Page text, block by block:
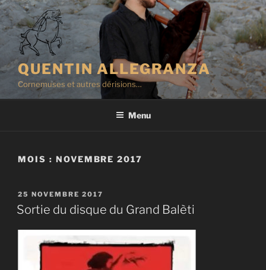
Aller
au
contenu
principal
QUENTIN ALLEGRANZA
Cornemuses et autres dérisions…
Menu
MOIS : NOVEMBRE 2017
PUBLIÉ
LE
25 NOVEMBRE 2017
Sortie du disque du Grand Balèti